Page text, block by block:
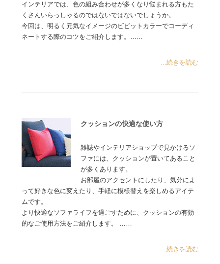
インテリアでは、色の組み合わせが多くなり悩まれる方もた
くさんいらっしゃるのではないではないでしょうか。
今回は、明るく元気なイメージのビビットカラーでコーディ
ネートする際のコツをご紹介します。……
...続きを読む
クッションの快適な使い方
雑誌やインテリアショップで見かけるソ
ファには、クッションが置いてあること
が多くあります。
お部屋のアクセントにしたり、気分によ
って好きな色に変えたり、手軽に模様替えを楽しめるアイテ
ムです。
より快適なソファライフを過ごすために、クッションの有効
的なご使用方法をご紹介します。 ……
...続きを読む